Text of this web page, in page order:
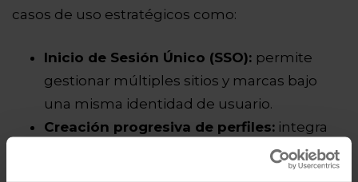
casos de uso estratégicos como:
Inicio de Sesión Único (SSO): permite
gestionar múltiples sitios y marcas bajo
una misma identidad de usuario.
Creación progresiva de perfiles: integra
elementos condicionales para recopilar
información valiosa de forma natural.